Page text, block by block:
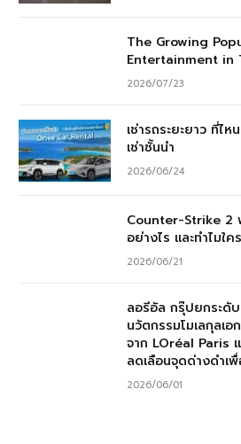
The Growing
Entertainment in
2026/07/23
เช่ารถระยะยาว ที่ไ
เช่าชั้นนำ
2026/06/24
Counter-Strike 2
อย่างไร และทำไมใ
2026/06/21
ลอรีอัล กรุ๊ปยกระดั
นวัตกรรมโมเลกุลเ
จาก LOréal Paris
ลดเลือนจุดด่างดำเ
2026/06/01